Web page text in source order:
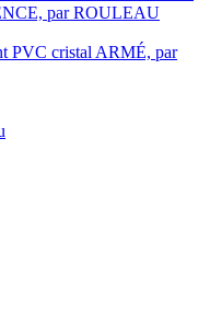
par ROULEAU
PVC cristal ARMÉ, par